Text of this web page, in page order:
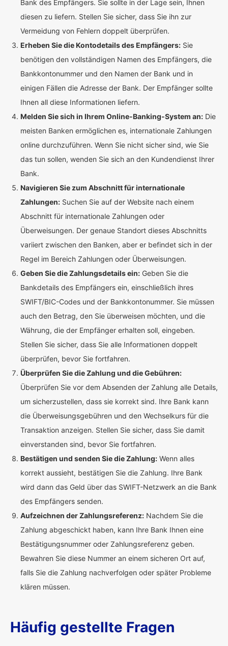
Bank des Empfängers. Sie sollte in der Lage sein, Ihnen
diesen zu liefern. Stellen Sie sicher, dass Sie ihn zur
Vermeidung von Fehlern doppelt überprüfen.
Erheben Sie die Kontodetails des Empfängers: Sie
benötigen den vollständigen Namen des Empfängers, die
Bankkontonummer und den Namen der Bank und in
einigen Fällen die Adresse der Bank. Der Empfänger sollte
Ihnen all diese Informationen liefern.
Melden Sie sich in Ihrem Online-Banking-System an: Die
meisten Banken ermöglichen es, internationale Zahlungen
online durchzuführen. Wenn Sie nicht sicher sind, wie Sie
das tun sollen, wenden Sie sich an den Kundendienst Ihrer
Bank.
Navigieren Sie zum Abschnitt für internationale
Zahlungen: Suchen Sie auf der Website nach einem
Abschnitt für internationale Zahlungen oder
Überweisungen. Der genaue Standort dieses Abschnitts
variiert zwischen den Banken, aber er befindet sich in der
Regel im Bereich Zahlungen oder Überweisungen.
Geben Sie die Zahlungsdetails ein: Geben Sie die
Bankdetails des Empfängers ein, einschließlich ihres
SWIFT/BIC-Codes und der Bankkontonummer. Sie müssen
auch den Betrag, den Sie überweisen möchten, und die
Währung, die der Empfänger erhalten soll, eingeben.
Stellen Sie sicher, dass Sie alle Informationen doppelt
überprüfen, bevor Sie fortfahren.
Überprüfen Sie die Zahlung und die Gebühren:
Überprüfen Sie vor dem Absenden der Zahlung alle Details,
um sicherzustellen, dass sie korrekt sind. Ihre Bank kann
die Überweisungsgebühren und den Wechselkurs für die
Transaktion anzeigen. Stellen Sie sicher, dass Sie damit
einverstanden sind, bevor Sie fortfahren.
Bestätigen und senden Sie die Zahlung: Wenn alles
korrekt aussieht, bestätigen Sie die Zahlung. Ihre Bank
wird dann das Geld über das SWIFT-Netzwerk an die Bank
des Empfängers senden.
Aufzeichnen der Zahlungsreferenz: Nachdem Sie die
Zahlung abgeschickt haben, kann Ihre Bank Ihnen eine
Bestätigungsnummer oder Zahlungsreferenz geben.
Bewahren Sie diese Nummer an einem sicheren Ort auf,
falls Sie die Zahlung nachverfolgen oder später Probleme
klären müssen.
Häufig gestellte Fragen